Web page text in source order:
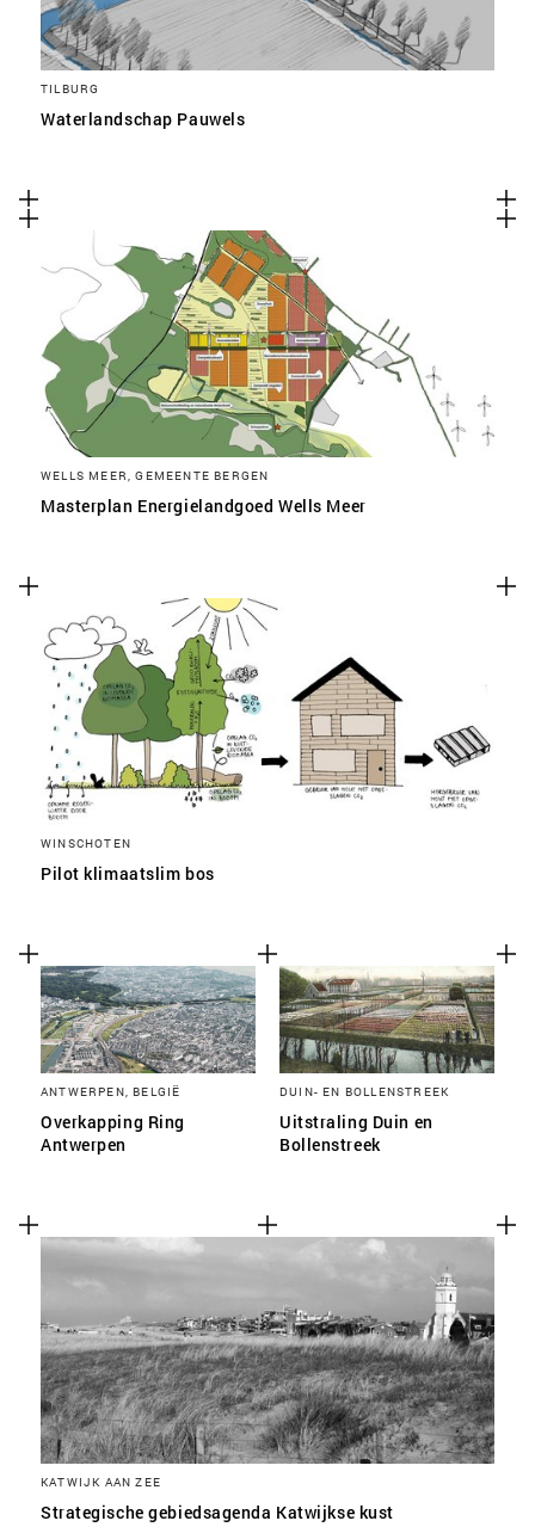
TILBURG
Waterlandschap Pauwels
WELLS MEER, GEMEENTE BERGEN
Masterplan Energielandgoed Wells Meer
WINSCHOTEN
Pilot klimaatslim bos
ANTWERPEN, BELGIË
Overkapping Ring
Antwerpen
DUIN- EN BOLLENSTREEK
Uitstraling Duin en
Bollenstreek
KATWIJK AAN ZEE
Strategische gebiedsagenda Katwijkse kust